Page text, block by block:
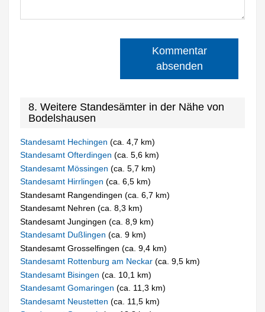
Kommentar
absenden
8. Weitere Standesämter in der Nähe von
Bodelshausen
Standesamt Hechingen(ca. 4,7 km)
Standesamt Ofterdingen(ca. 5,6 km)
Standesamt Mössingen(ca. 5,7 km)
Standesamt Hirrlingen(ca. 6,5 km)
Standesamt Rangendingen (ca. 6,7 km)
Standesamt Nehren (ca. 8,3 km)
Standesamt Jungingen (ca. 8,9 km)
Standesamt Dußlingen(ca. 9 km)
Standesamt Grosselfingen (ca. 9,4 km)
Standesamt Rottenburg am Neckar(ca. 9,5 km)
Standesamt Bisingen(ca. 10,1 km)
Standesamt Gomaringen(ca. 11,3 km)
Standesamt Neustetten(ca. 11,5 km)